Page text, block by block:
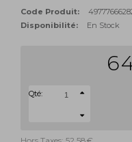
Code Produit:
Disponibilité:
En Stock
Qté: